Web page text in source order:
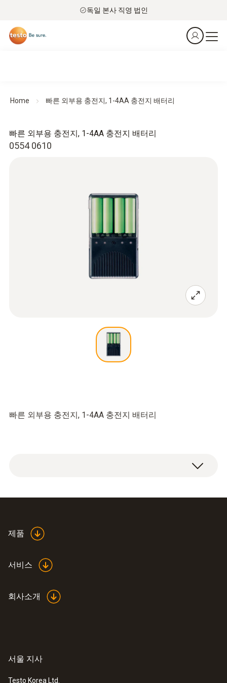
독일 본사 직영 법인
Home 빠른 외부용 충전지, 1-4AA 충전지 배터리
0554 0610
빠른 외부용 충전지, 1-4AA 충전지 배터리
빠른 외부용 충전지, 1-4AA 충전지 배터리
제품
서비스
회사소개
서울 지사
Testo Korea Ltd.